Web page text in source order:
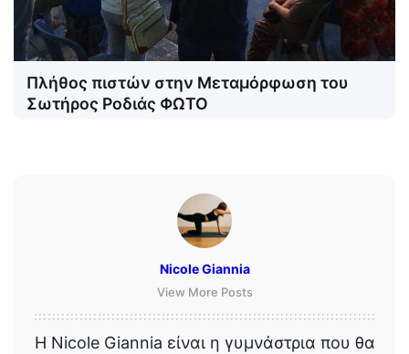
Πλήθος πιστών στην Μεταμόρφωση του
Σωτήρος Ροδιάς ΦΩΤΟ
Nicole Giannia
View More Posts
Η Nicole Giannia είναι η γυμνάστρια που θα